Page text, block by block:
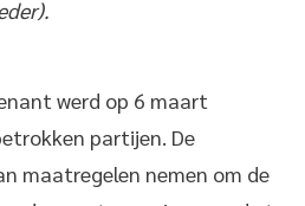
werd op 6 maart
partijen. De
maatregelen nemen om de